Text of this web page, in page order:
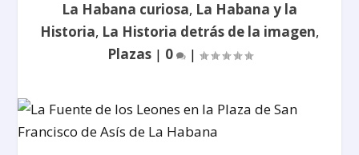
La Habana curiosa, La Habana y la
Historia, La Historia detrás de la imagen,
Plazas| 0 |